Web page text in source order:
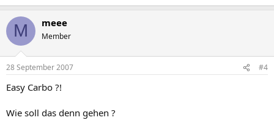
M meee
Member
28 September 2007 #4
Easy Carbo ?!
Wie soll das denn gehen ?